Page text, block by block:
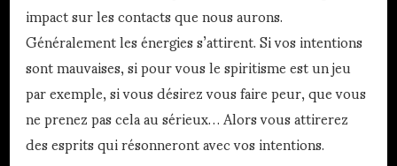
impact sur les contacts que nous aurons.
Généralement les énergies s’attirent. Si vos intentions
sont mauvaises, si pour vous le spiritisme est un jeu
par exemple, si vous désirez vous faire peur, que vous
ne prenez pas cela au sérieux… Alors vous attirerez
des esprits qui résonneront avec vos intentions.